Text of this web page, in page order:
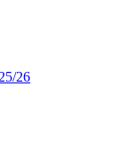
26